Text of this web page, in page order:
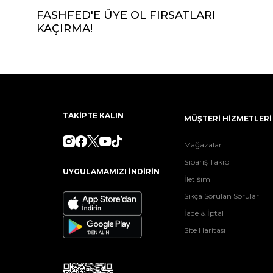
FASHFED'E ÜYE OL FIRSATLARI
KAÇIRMA!
TAKİPTE KALIN
UYGULAMAMIZI İNDİRİN
MÜŞTERİ HİZMETLERİ
Mağazalar
Sipariş Takibi
İletişim
Sıkça Sorulan Sorular
İade & İptal
Site Haritası